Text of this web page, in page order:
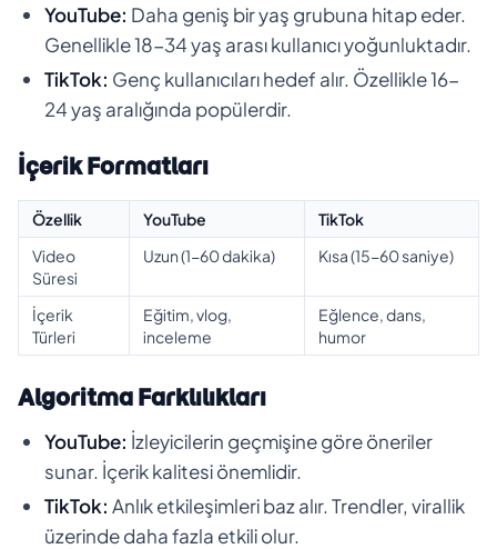
YouTube: Daha geniş bir yaş grubuna hitap eder.
Genellikle 18-34 yaş arası kullanıcı yoğunluktadır.
TikTok: Genç kullanıcıları hedef alır. Özellikle 16-
24 yaş aralığında popülerdir.
İçerik Formatları
Özellik YouTube
TikTok
Video
Süresi
Uzun (1-60 dakika) Kısa (15-60 saniye)
İçerik
Türleri
Eğitim, vlog,
inceleme
Eğlence, dans,
humor
Algoritma Farklılıkları
YouTube: İzleyicilerin geçmişine göre öneriler
sunar. İçerik kalitesi önemlidir.
TikTok: Anlık etkileşimleri baz alır. Trendler, virallik
üzerinde daha fazla etkili olur.